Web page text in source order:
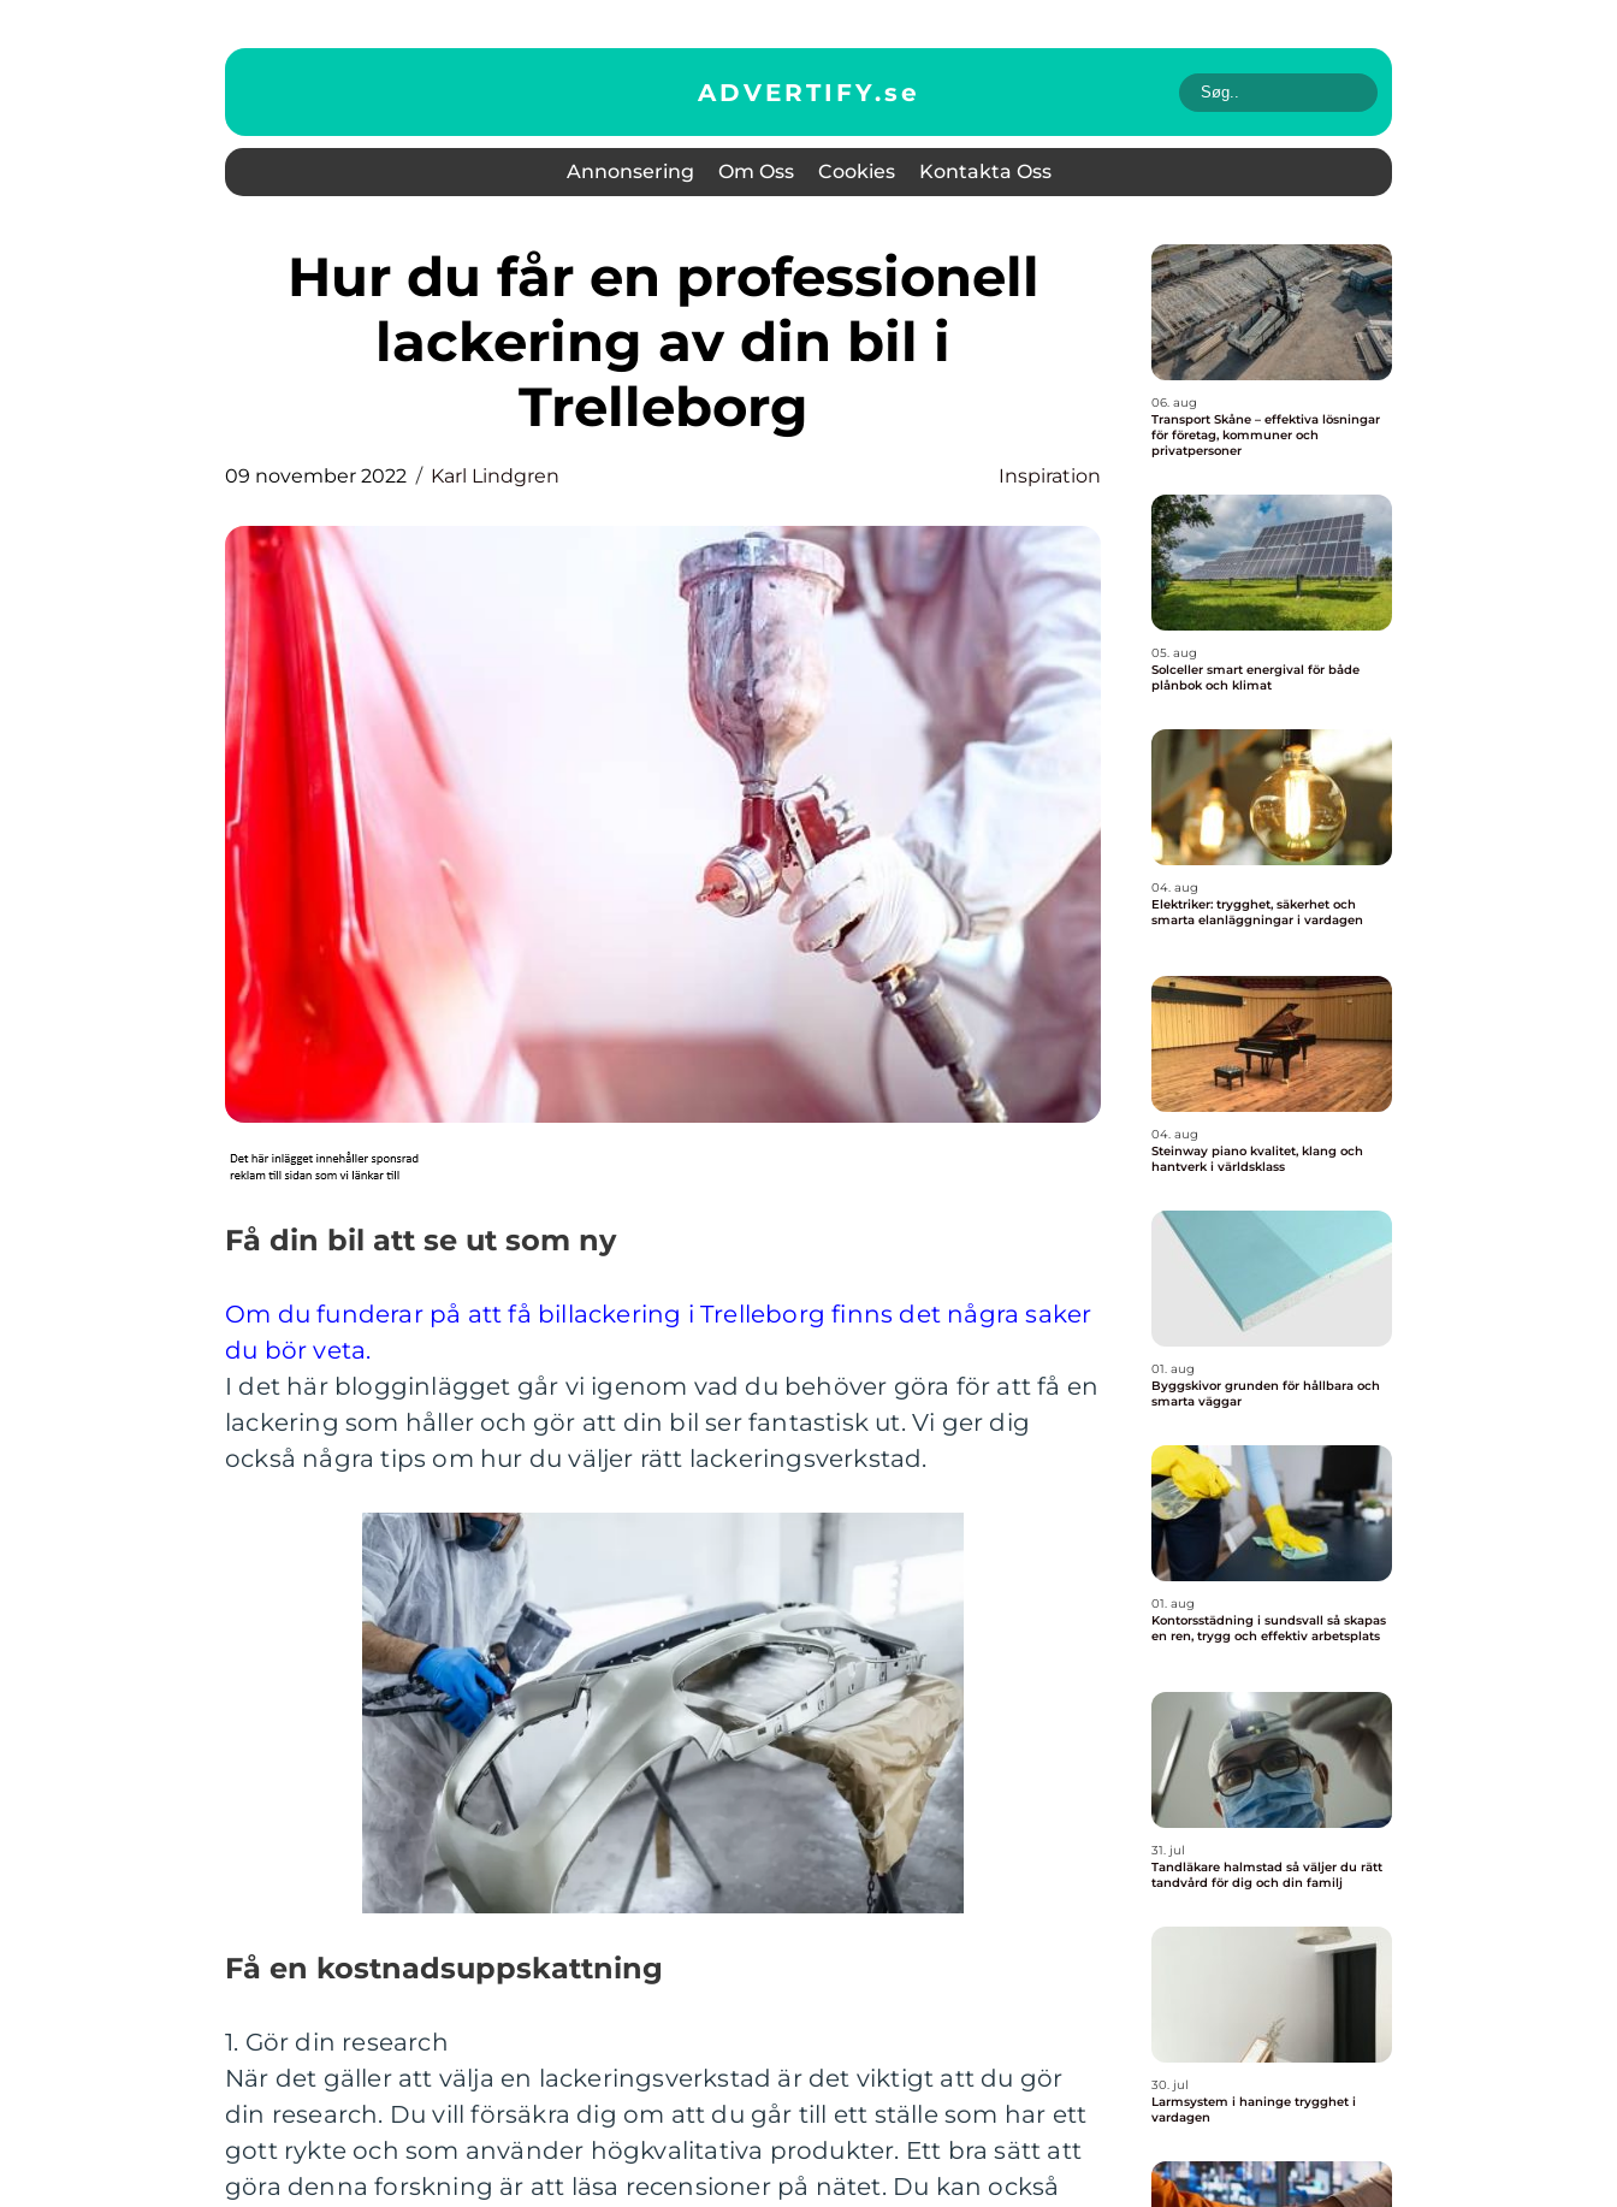
ADVERTIFY.se
Annonsering Om Oss Cookies Kontakta Oss
Hur du får en professionell
lackering av din bil i
Trelleborg
09 november 2022 Karl Lindgren Inspiration
Få din bil att se ut som ny
Om du funderar på att få billackering i Trelleborg finns det några saker
du bör veta.
I det här blogginlägget går vi igenom vad du behöver göra för att få en
lackering som håller och gör att din bil ser fantastisk ut. Vi ger dig
också några tips om hur du väljer rätt lackeringsverkstad.
Få en kostnadsuppskattning
1. Gör din research
När det gäller att välja en lackeringsverkstad är det viktigt att du gör
din research. Du vill försäkra dig om att du går till ett ställe som har ett
gott rykte och som använder högkvalitativa produkter. Ett bra sätt att
göra denna forskning är att läsa recensioner på nätet. Du kan också
06. aug
Transport Skåne – effektiva lösningar
för företag, kommuner och
privatpersoner
05. aug
Solceller smart energival för både
plånbok och klimat
04. aug
Elektriker: trygghet, säkerhet och
smarta elanläggningar i vardagen
04. aug
Steinway piano kvalitet, klang och
hantverk i världsklass
01. aug
Byggskivor grunden för hållbara och
smarta väggar
01. aug
Kontorsstädning i sundsvall så skapas
en ren, trygg och effektiv arbetsplats
31. jul
Tandläkare halmstad så väljer du rätt
tandvård för dig och din familj
30. jul
Larmsystem i haninge trygghet i
vardagen